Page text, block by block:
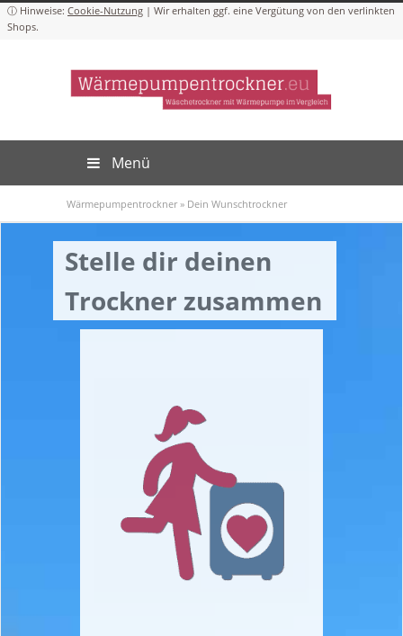
Cookie-Nutzung
Menü
Wärmepumpentrockner » Dein Wunschtrockner
Stelle dir deinen
Trockner zusammen